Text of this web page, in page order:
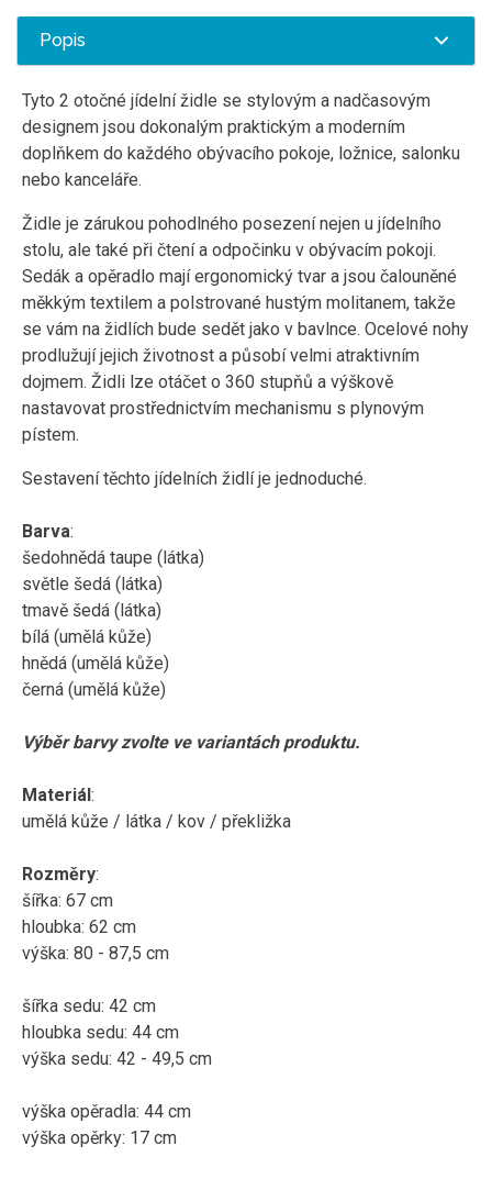
Popis
Tyto 2 otočné jídelní židle se stylovým a nadčasovým
designem jsou dokonalým praktickým a moderním
doplňkem do každého obývacího pokoje, ložnice, salonku
nebo kanceláře.
Židle je zárukou pohodlného posezení nejen u jídelního
stolu, ale také při čtení a odpočinku v obývacím pokoji.
Sedák a opěradlo mají ergonomický tvar a jsou čalouněné
měkkým textilem a polstrované hustým molitanem, takže
se vám na židlích bude sedět jako v bavlnce. Ocelové nohy
prodlužují jejich životnost a působí velmi atraktivním
dojmem. Židli lze otáčet o 360 stupňů a výškově
nastavovat prostřednictvím mechanismu s plynovým
pístem.
Sestavení těchto jídelních židlí je jednoduché.
Barva:
šedohnědá taupe (látka)
světle šedá (látka)
tmavě šedá (látka)
bílá (umělá kůže)
hnědá (umělá kůže)
černá (umělá kůže)
Výběr barvy zvolte ve variantách produktu.
Materiál:
umělá kůže / látka / kov / překližka
Rozměry:
šířka: 67 cm
hloubka: 62 cm
výška: 80 - 87,5 cm
šířka sedu: 42 cm
hloubka sedu: 44 cm
výška sedu: 42 - 49,5 cm
výška opěradla: 44 cm
výška opěrky: 17 cm